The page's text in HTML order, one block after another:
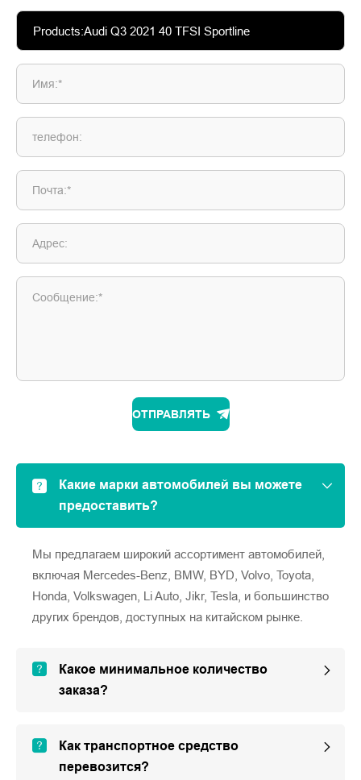
Имя:*
телефон:
Почта:*
Адрес:
Сообщение:*
ОТПРАВЛЯТЬ
Какие марки автомобилей вы можете
предоставить?
Мы предлагаем широкий ассортимент автомобилей,
включая Mercedes-Benz, BMW, BYD, Volvo, Toyota,
Honda, Volkswagen, Li Auto, Jikr, Tesla, и большинство
других брендов, доступных на китайском рынке.
Какое минимальное количество
заказа?
Как транспортное средство
перевозится?